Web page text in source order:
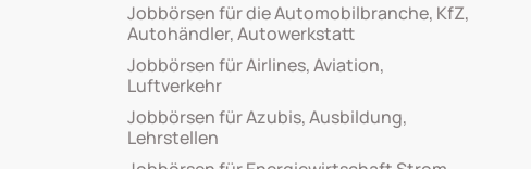
Jobbörsen für die Automobilbranche, KfZ,
Autohändler, Autowerkstatt
Jobbörsen für Airlines, Aviation,
Luftverkehr
Jobbörsen für Azubis, Ausbildung,
Lehrstellen